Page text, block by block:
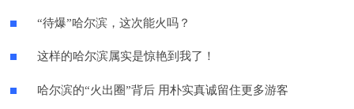
“待爆”哈尔滨，这次能火吗？
这样的哈尔滨属实是惊艳到我了！
哈尔滨的“火出圈”背后 用朴实真诚留住更多游客